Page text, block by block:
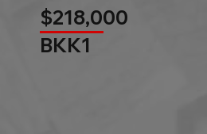
$218,000
BKK1